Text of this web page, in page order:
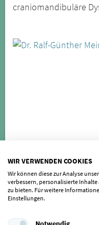
craniomandibuläre
WIR VERWENDEN COOKIES
Wir können diese zur Analyse
verbessern, personalisierte
zu bieten. Für weitere
Einstellungen.